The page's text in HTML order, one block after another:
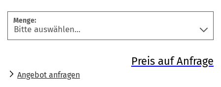
Menge:
Preis auf Anfrage
Angebot anfragen